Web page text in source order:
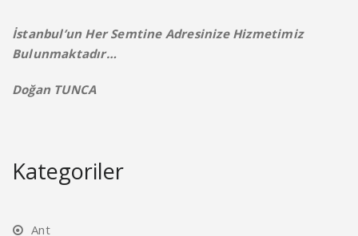
İstanbul’un Her Semtine Adresinize Hizmetimiz
Bulunmaktadır…
Doğan TUNCA
Kategoriler
Ant